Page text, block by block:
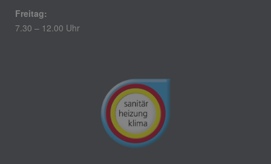
Freitag:
7.30 – 12.00 Uhr